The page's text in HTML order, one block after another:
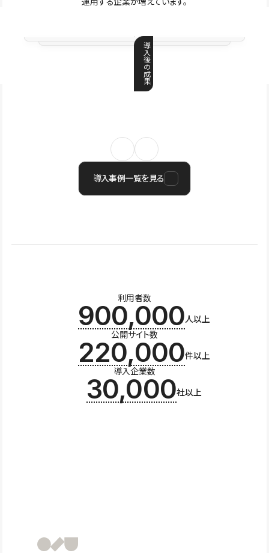
導
入
後
の
成
果
導入事例一覧を見る
利用者数
900,000人以上
公開サイト数
220,000件以上
導入企業数
30,000社以上